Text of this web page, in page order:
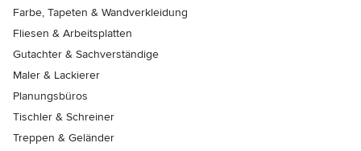
Farbe, Tapeten & Wandverkleidung
Fliesen & Arbeitsplatten
Gutachter & Sachverständige
Maler & Lackierer
Planungsbüros
Tischler & Schreiner
Treppen & Geländer